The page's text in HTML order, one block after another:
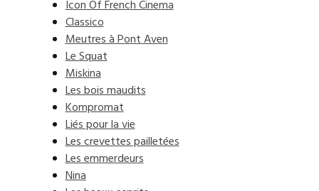
Icon Of French Cinema
Classico
Meutres à Pont Aven
Le Squat
Miskina
Les bois maudits
Kompromat
Liés pour la vie
Les crevettes pailletées
Les emmerdeurs
Nina